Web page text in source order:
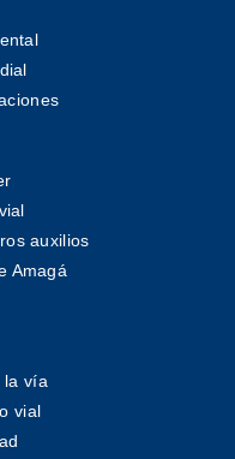
auxilios
Amagá
la vía
vial